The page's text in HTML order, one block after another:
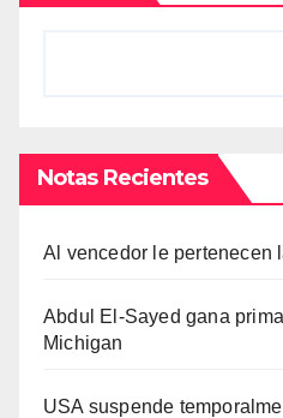
Notas Recientes
Al vencedor le pertenecen
Abdul El-Sayed gana
Michigan
USA suspende